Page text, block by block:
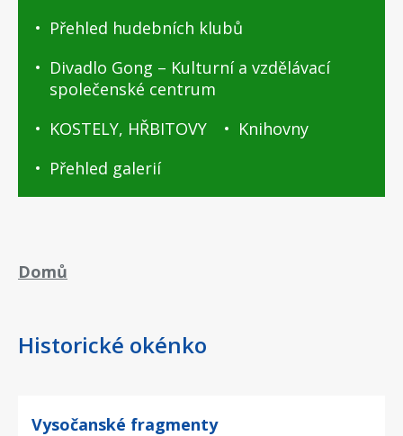
Přehled hudebních klubů
Divadlo Gong – Kulturní a vzdělávací
společenské centrum
KOSTELY, HŘBITOVY
Knihovny
Přehled galerií
Drobečková
Domů
Historické okénko
Vysočanské fragmenty